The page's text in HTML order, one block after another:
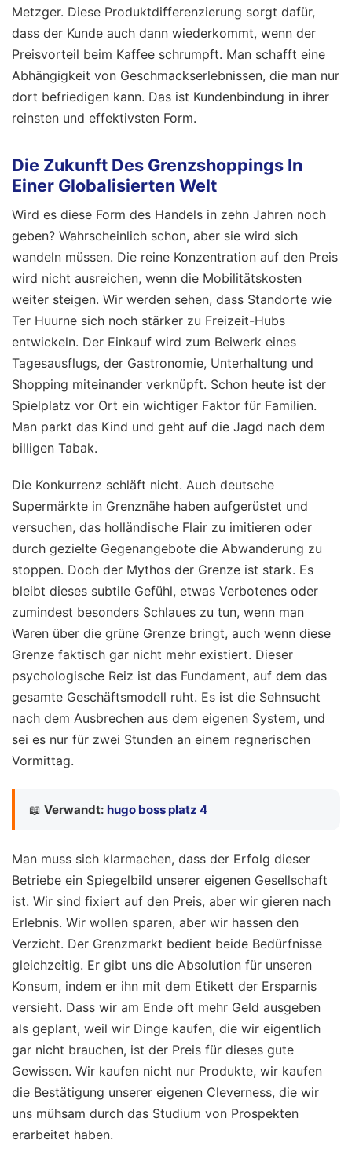
Metzger. Diese Produktdifferenzierung sorgt dafür,
dass der Kunde auch dann wiederkommt, wenn der
Preisvorteil beim Kaffee schrumpft. Man schafft eine
Abhängigkeit von Geschmackserlebnissen, die man nur
dort befriedigen kann. Das ist Kundenbindung in ihrer
reinsten und effektivsten Form.
Die Zukunft Des Grenzshoppings In
Einer Globalisierten Welt
Wird es diese Form des Handels in zehn Jahren noch
geben? Wahrscheinlich schon, aber sie wird sich
wandeln müssen. Die reine Konzentration auf den Preis
wird nicht ausreichen, wenn die Mobilitätskosten
weiter steigen. Wir werden sehen, dass Standorte wie
Ter Huurne sich noch stärker zu Freizeit-Hubs
entwickeln. Der Einkauf wird zum Beiwerk eines
Tagesausflugs, der Gastronomie, Unterhaltung und
Shopping miteinander verknüpft. Schon heute ist der
Spielplatz vor Ort ein wichtiger Faktor für Familien.
Man parkt das Kind und geht auf die Jagd nach dem
billigen Tabak.
Die Konkurrenz schläft nicht. Auch deutsche
Supermärkte in Grenznähe haben aufgerüstet und
versuchen, das holländische Flair zu imitieren oder
durch gezielte Gegenangebote die Abwanderung zu
stoppen. Doch der Mythos der Grenze ist stark. Es
bleibt dieses subtile Gefühl, etwas Verbotenes oder
zumindest besonders Schlaues zu tun, wenn man
Waren über die grüne Grenze bringt, auch wenn diese
Grenze faktisch gar nicht mehr existiert. Dieser
psychologische Reiz ist das Fundament, auf dem das
gesamte Geschäftsmodell ruht. Es ist die Sehnsucht
nach dem Ausbrechen aus dem eigenen System, und
sei es nur für zwei Stunden an einem regnerischen
Vormittag.
📖 Verwandt: hugo boss platz 4
Man muss sich klarmachen, dass der Erfolg dieser
Betriebe ein Spiegelbild unserer eigenen Gesellschaft
ist. Wir sind fixiert auf den Preis, aber wir gieren nach
Erlebnis. Wir wollen sparen, aber wir hassen den
Verzicht. Der Grenzmarkt bedient beide Bedürfnisse
gleichzeitig. Er gibt uns die Absolution für unseren
Konsum, indem er ihn mit dem Etikett der Ersparnis
versieht. Dass wir am Ende oft mehr Geld ausgeben
als geplant, weil wir Dinge kaufen, die wir eigentlich
gar nicht brauchen, ist der Preis für dieses gute
Gewissen. Wir kaufen nicht nur Produkte, wir kaufen
die Bestätigung unserer eigenen Cleverness, die wir
uns mühsam durch das Studium von Prospekten
erarbeitet haben.